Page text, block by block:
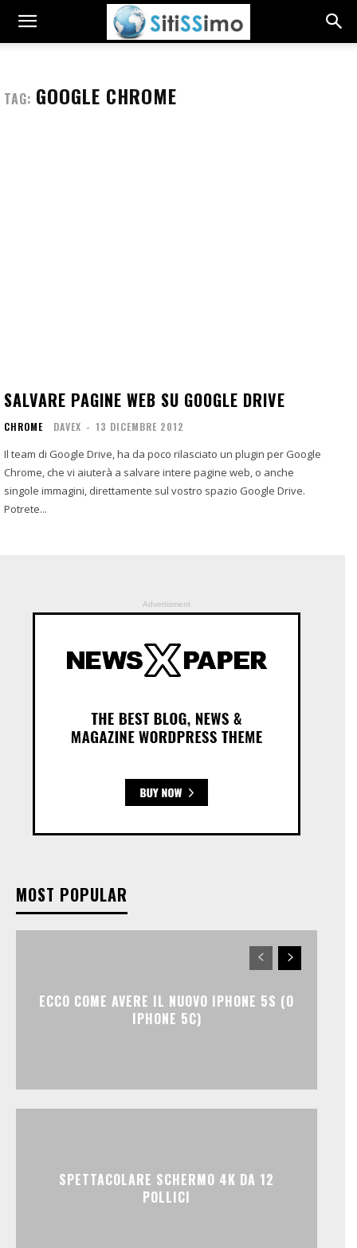
TAG: GOOGLE CHROME
SALVARE PAGINE WEB SU GOOGLE DRIVE
CHROME DAVEX - 13 DICEMBRE 2012
Il team di Google Drive, ha da poco rilasciato un plugin per Google
Chrome, che vi aiuterà a salvare intere pagine web, o anche
singole immagini, direttamente sul vostro spazio Google Drive.
Potrete...
Advertisment
MOST POPULAR
ECCO COME AVERE IL NUOVO IPHONE 5S (O
IPHONE 5C)
SPETTACOLARE SCHERMO 4K DA 12
POLLICI